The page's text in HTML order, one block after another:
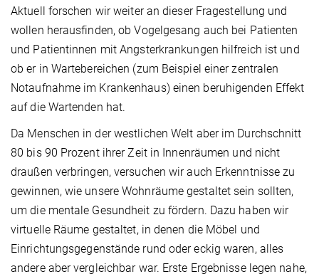
Aktuell forschen wir weiter an dieser Fragestellung und
wollen herausfinden, ob Vogelgesang auch bei Patienten
und Patientinnen mit Angsterkrankungen hilfreich ist und
ob er in Wartebereichen (zum Beispiel einer zentralen
Notaufnahme im Krankenhaus) einen beruhigenden Effekt
auf die Wartenden hat.
Da Menschen in der westlichen Welt aber im Durchschnitt
80 bis 90 Prozent ihrer Zeit in Innenräumen und nicht
draußen verbringen, versuchen wir auch Erkenntnisse zu
gewinnen, wie unsere Wohnräume gestaltet sein sollten,
um die mentale Gesundheit zu fördern. Dazu haben wir
virtuelle Räume gestaltet, in denen die Möbel und
Einrichtungsgegenstände rund oder eckig waren, alles
andere aber vergleichbar war. Erste Ergebnisse legen nahe,